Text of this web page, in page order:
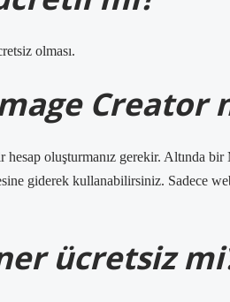
olması.
Creator
oluşturmanız gerekir. Altında bir
giderek kullanabilirsiniz. Sadece
ücretsiz